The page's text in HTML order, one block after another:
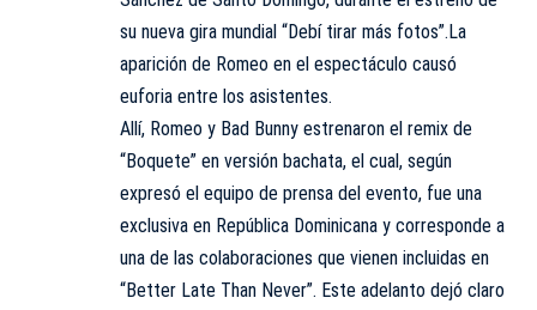
su nueva gira mundial “Debí tirar más fotos”.La
aparición de Romeo en el espectáculo causó
euforia entre los asistentes.
Allí, Romeo y Bad Bunny estrenaron el remix de
“Boquete” en versión bachata, el cual, según
expresó el equipo de prensa del evento, fue una
exclusiva en República Dominicana y corresponde a
una de las colaboraciones que vienen incluidas en
“Better Late Than Never”. Este adelanto dejó claro